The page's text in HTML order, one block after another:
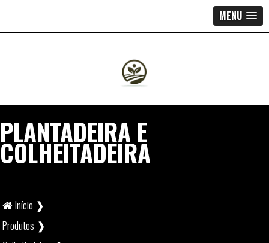
MENU
PLANTADEIRA E
COLHEITADEIRA
Início ❱
Produtos ❱